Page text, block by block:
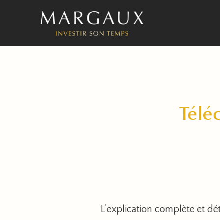
contenu
L’explication complète et